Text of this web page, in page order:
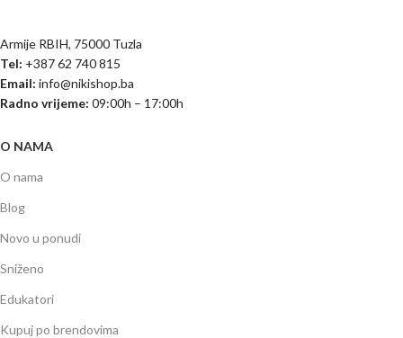
Armije RBIH, 75000 Tuzla
Tel: +387 62 740 815
Email: info@nikishop.ba
Radno vrijeme: 09:00h – 17:00h
O NAMA
O nama
Blog
Novo u ponudi
Sniženo
Edukatori
Kupuj po brendovima